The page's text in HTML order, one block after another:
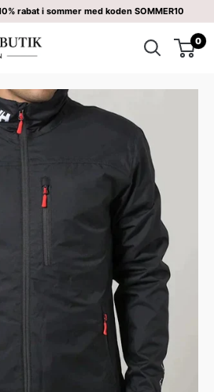
rabat i sommer med koden SOMMER10
0